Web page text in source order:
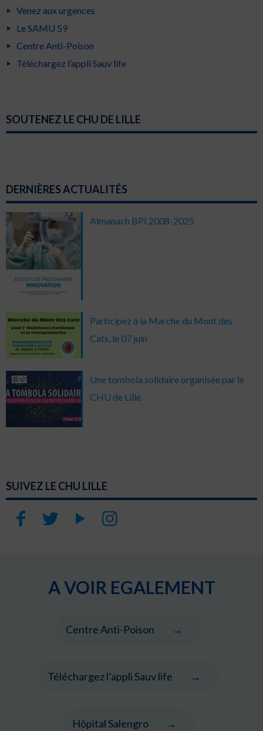
Venez aux urgences
Le SAMU 59
Centre Anti-Poison
Téléchargez l’appli Sauv life
SOUTENEZ LE CHU DE LILLE
DERNIÈRES ACTUALITÉS
Almanach BPI 2008-2025
Participez à la Marche du Mont des
Cats, le 07 juin
Une tombola solidaire organisée par le
CHU de Lille
SUIVEZ LE CHU LILLE
A VOIR EGALEMENT
Centre Anti-Poison
Téléchargez l’appli Sauv life
Hôpital Salengro